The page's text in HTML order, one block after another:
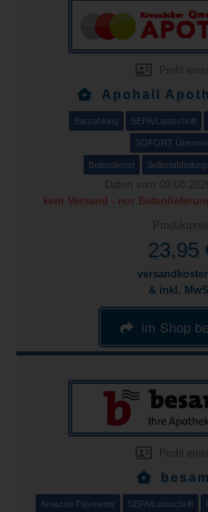
Profil
Apohall
Barzahlung SEPA/Lastschrift
SOFORT
Botendienst Selbstabholung
Daten vom
kein Versand - nur
23,95
& inkl.
im Shop
Profil
Amazon Payments SEPA/Lastschrift